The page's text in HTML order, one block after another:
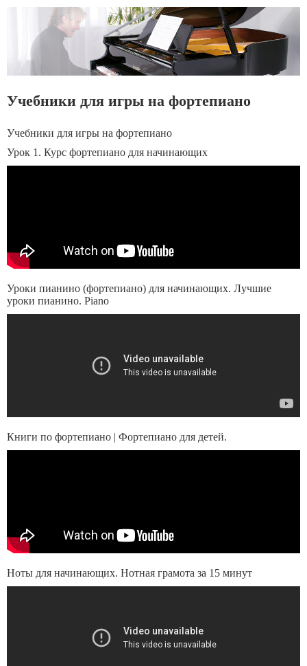
Учебники для игры на фортепиано
Учебники для игры на фортепиано
Урок 1. Курс фортепиано для начинающих
Уроки пианино (фортепиано) для начинающих. Лучшие
уроки пианино. Piano
Книги по фортепиано | Фортепиано для детей.
Ноты для начинающих. Нотная грамота за 15 минут